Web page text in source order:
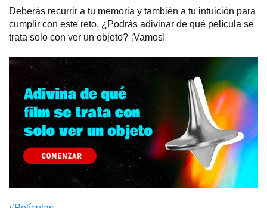
Deberás recurrir a tu memoria y también a tu intuición para
cumplir con este reto. ¿Podrás adivinar de qué película se
trata solo con ver un objeto? ¡Vamos!